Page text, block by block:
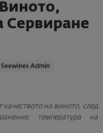
Сервиране
Admin
на виното, след
температура на